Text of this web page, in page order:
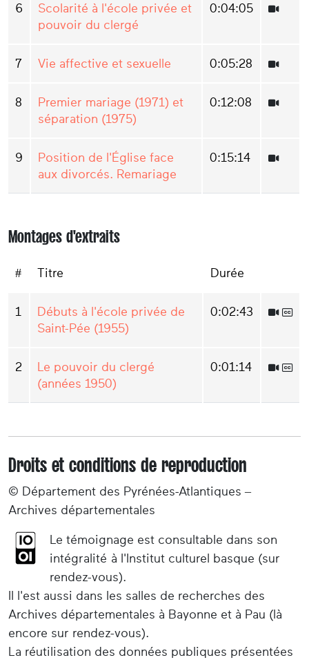
6
Scolarité à l'école privée et
pouvoir du clergé
0:04:05
7 Vie affective et sexuelle 0:05:28
8
Premier mariage (1971) et
séparation (1975)
0:12:08
9
Position de l'Église face
aux divorcés. Remariage
0:15:14
Montages d'extraits
# Titre Durée
1
Débuts à l'école privée de
Saint-Pée (1955)
0:02:43
2
Le pouvoir du clergé
(années 1950)
0:01:14
Droits et conditions de reproduction
© Département des Pyrénées-Atlantiques –
Archives départementales
Le témoignage est consultable dans son
intégralité à l'Institut culturel basque (sur
rendez-vous).
Il l'est aussi dans les salles de recherches des
Archives départementales à Bayonne et à Pau (là
encore sur rendez-vous).
La réutilisation des données publiques présentées